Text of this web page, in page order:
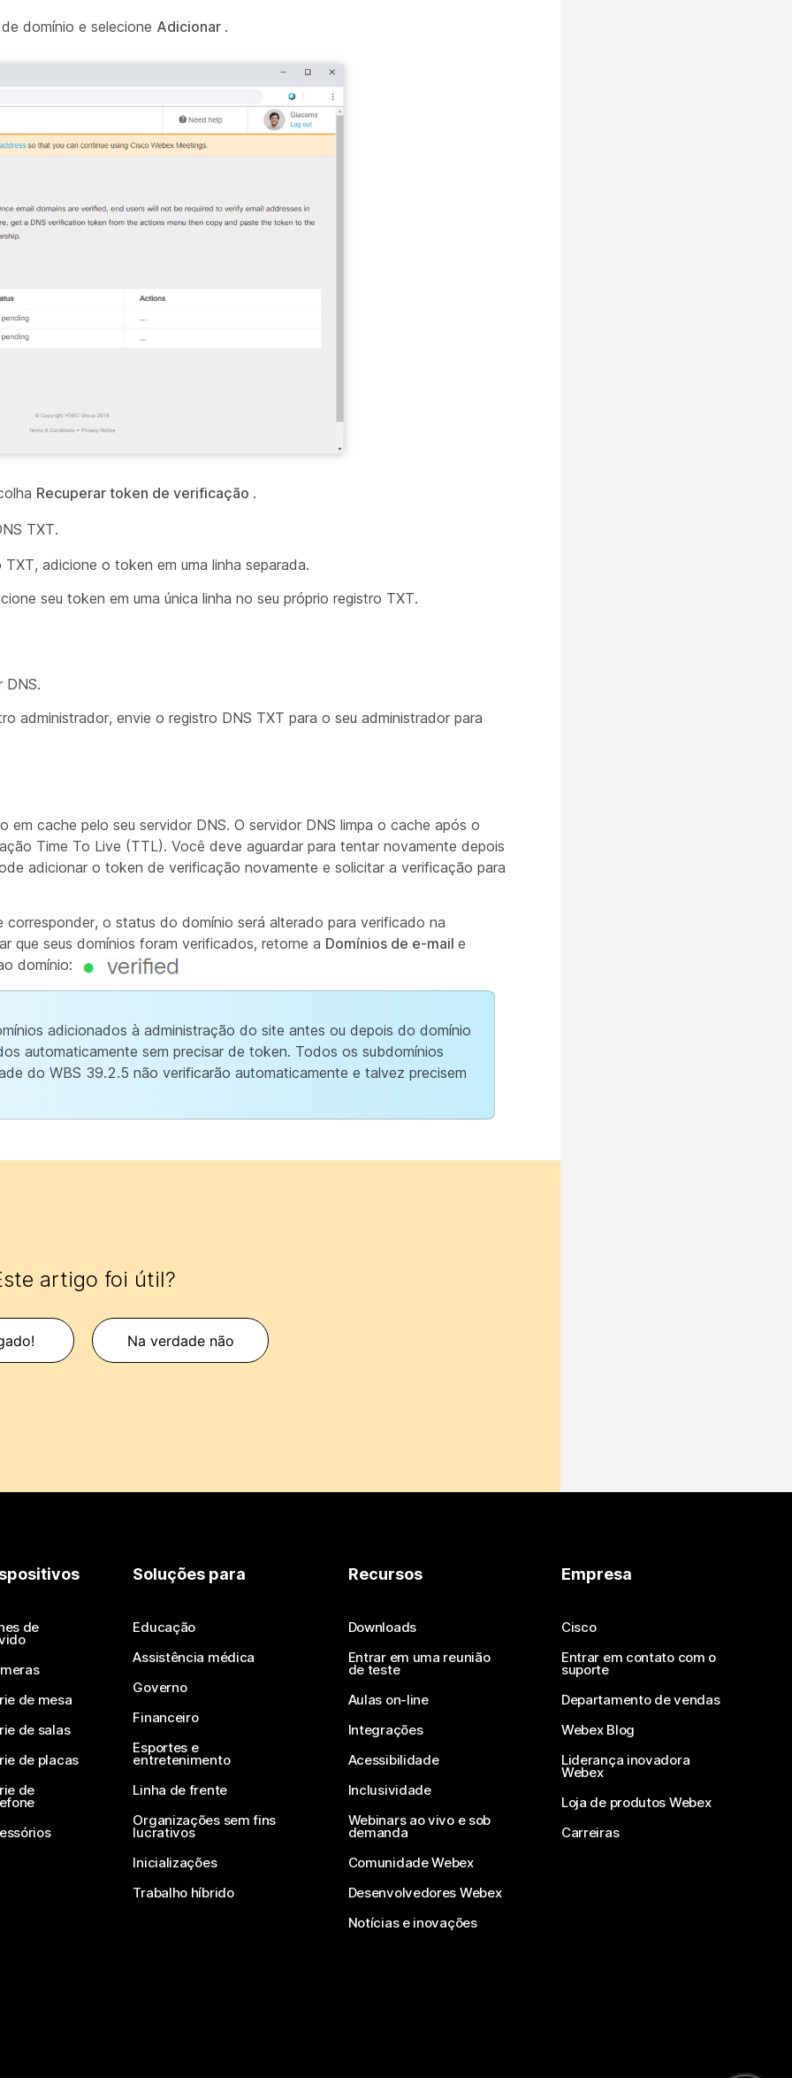
domínio e selecione Adicionar .
Recuperar token de verificação .
TXT.
adicione o token em uma linha separada.
seu token em uma única linha no seu próprio registro TXT.
DNS.
administrador, envie o registro DNS TXT para o seu administrador para
em cache pelo seu servidor DNS. O servidor DNS limpa o cache após o
Time To Live (TTL). Você deve aguardar para tentar novamente depois
adicionar o token de verificação novamente e solicitar a verificação para
o status do domínio será alterado para verificado na
que seus domínios foram verificados, retorne a Domínios de e-mail e
domínio:
adicionados à administração do site antes ou depois do domínio
automaticamente sem precisar de token. Todos os subdomínios
do WBS 39.2.5 não verificarão automaticamente e talvez precisem
artigo foi útil?
Na verdade não
de
de mesa
de salas
de placas
de
Soluções para
Educação
Assistência médica
Governo
Financeiro
Esportes e
entretenimento
Linha de frente
Organizações sem fins
lucrativos
Inicializações
Trabalho híbrido
Recursos
Downloads
Entrar em uma reunião
de teste
Aulas on-line
Integrações
Acessibilidade
Inclusividade
Webinars ao vivo e sob
demanda
Comunidade Webex
Desenvolvedores Webex
Notícias e inovações
Empresa
Cisco
Entrar em contato com o
suporte
Departamento de vendas
Webex Blog
Liderança inovadora
Webex
Loja de produtos Webex
Carreiras